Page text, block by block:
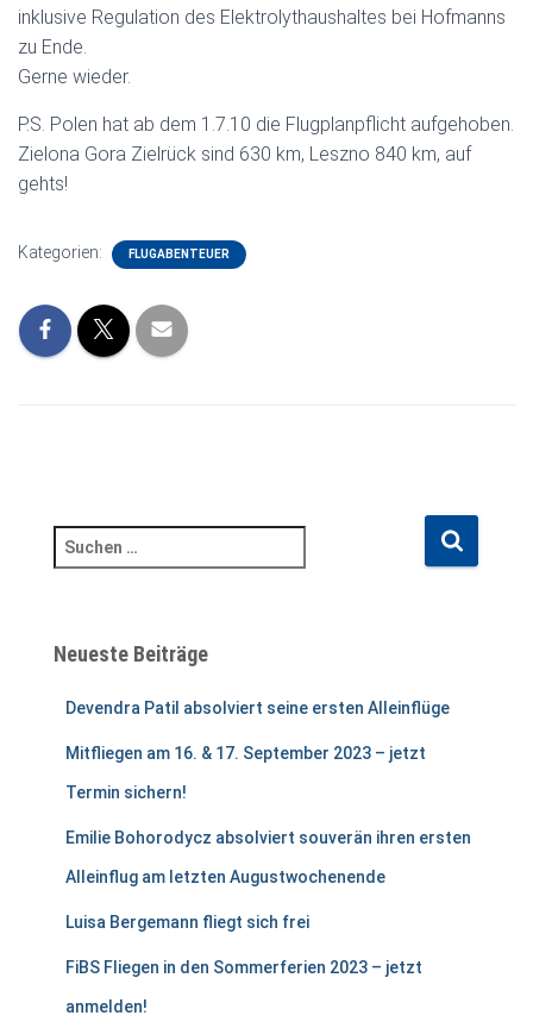
inklusive Regulation des Elektrolythaushaltes bei Hofmanns
zu Ende.
Gerne wieder.
P.S. Polen hat ab dem 1.7.10 die Flugplanpflicht aufgehoben.
Zielona Gora Zielrück sind 630 km, Leszno 840 km, auf
gehts!
Kategorien: FLUGABENTEUER
u
eNeueste Beiträge
Devendra Patil absolviert seine ersten Alleinflüge
Mitfliegen am 16. & 17. September 2023 – jetzt
Termin sichern!
Emilie Bohorodycz absolviert souverän ihren ersten
Alleinflug am letzten Augustwochenende
Luisa Bergemann fliegt sich frei
FiBS Fliegen in den Sommerferien 2023 – jetzt
anmelden!